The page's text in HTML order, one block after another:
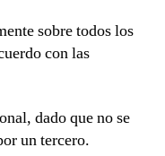
sobre todos los
con las
dado que no se
un tercero.